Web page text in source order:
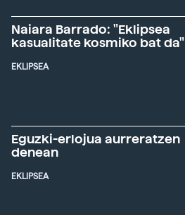
Naiara Barrado: "Eklipsea
kasualitate kosmiko bat da"
EKLIPSEA
Eguzki-erlojua aurreratzen
denean
EKLIPSEA